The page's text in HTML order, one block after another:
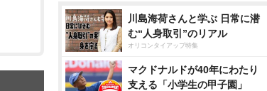
川島海荷さんと学ぶ 日常に潜
む“人身取引”のリアル
オリコンタイアップ特集
マクドナルドが40年にわたり
支える「小学生の甲子園」